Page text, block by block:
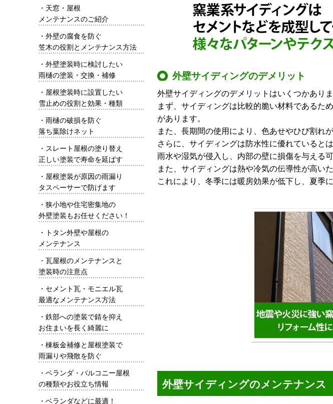
・ 天窓・屋根
メンテナンスのご紹介
・ 外壁の腐食を防ぐ
笠木の役割とメンテナンス方法
・ 外壁塗装時に検討したい
雨樋の塗装・交換・補修
・ 屋根塗装時に設置したい
雪止めの役割と効果・種類
・ 雨樋の破損を防ぐ
落ち葉除けネット
・ スレート屋根の塗り替え
正しい塗装で寿命を延ばす
・ 屋根塗装が原因の雨漏り
タスペーサーで防げます
・ 狭小地や住宅密集地の
外壁塗装もお任せください！
・
トタン外壁や屋根の
メンテナンス
・ 瓦屋根のメンテナンスと
塗装時の注意点
・ セメント瓦・モニエル瓦
最適なメンテナンス方法
・ 鉄部への塗装で錆を抑え
お住まいを長く綺麗に
・ 棟板金補修と屋根塗装で
雨漏りや飛散を防ぐ
・ ベランダ・バルコニー屋根
の種類やお役立ち情報
・ ベランダなどに最適！
外壁サイディングのデメリット
外壁サイディングのデメリットはいくつかありま
まず、サイディングは比較的脆い材料であるた
があります。
また、長期間の使用により、色あせやひび割れ
さらに、サイディングは防水性に優れていると
雨水や湿気が侵入し、内部の壁に損傷を与える
また、サイディングは熱や冷気の伝導性が高い
これにより、冬季には暖房効果が低下し、夏季
外壁サイディングのメンテナンス